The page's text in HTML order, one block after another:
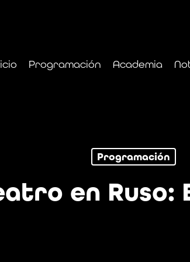
Programación Academia
Programación
en Ruso: